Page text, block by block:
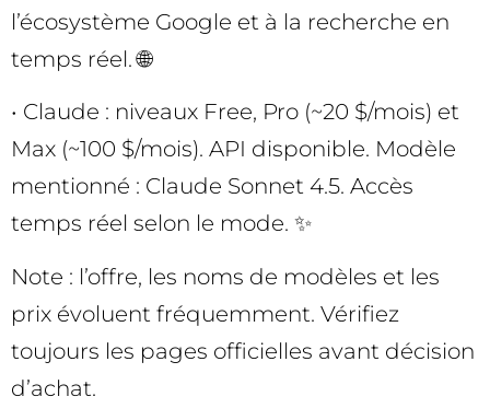
l’écosystème Google et à la recherche en
temps réel. 🌐
• Claude : niveaux Free, Pro (~20 $/mois) et
Max (~100 $/mois). API disponible. Modèle
mentionné : Claude Sonnet 4.5. Accès
temps réel selon le mode. ✨
Note : l’offre, les noms de modèles et les
prix évoluent fréquemment. Vérifiez
toujours les pages officielles avant décision
d’achat.